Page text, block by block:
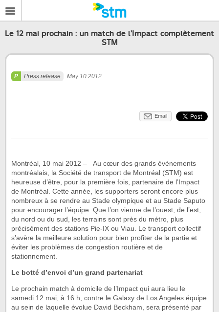
Le 12 mai prochain : un match de l’Impact complètement
STM
Press release May 10 2012
Email
Montréal, 10 mai 2012 – Au cœur des grands événements
montréalais, la Société de transport de Montréal (STM) est
heureuse d’être, pour la première fois, partenaire de l’Impact
de Montréal. Cette année, les supporters seront encore plus
nombreux à se rendre au Stade olympique et au Stade Saputo
pour encourager l’équipe. Que l’on vienne de l’ouest, de l’est,
du nord ou du sud, les terrains sont près du métro, plus
précisément des stations Pie-IX ou Viau. Le transport collectif
s’avère la meilleure solution pour bien profiter de la partie et
éviter les problèmes de congestion routière et de
stationnement.
Le botté d’envoi d’un grand partenariat
Le prochain match à domicile de l’Impact qui aura lieu le
samedi 12 mai, à 16 h, contre le Galaxy de Los Angeles équipe
au sein de laquelle évolue David Beckham, sera présenté par